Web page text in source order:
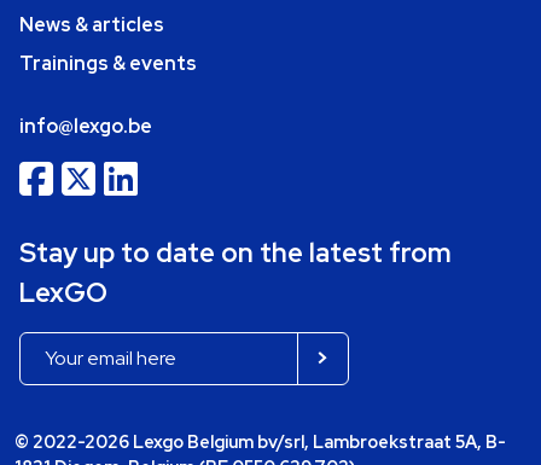
News & articles
Trainings & events
info@lexgo.be
Stay up to date on the latest from
LexGO
© 2022-2026 Lexgo Belgium bv/srl, Lambroekstraat 5A, B-